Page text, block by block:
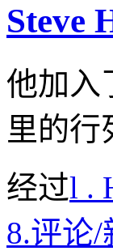
Steve
他加入
里的行
经过l .
8.评论/